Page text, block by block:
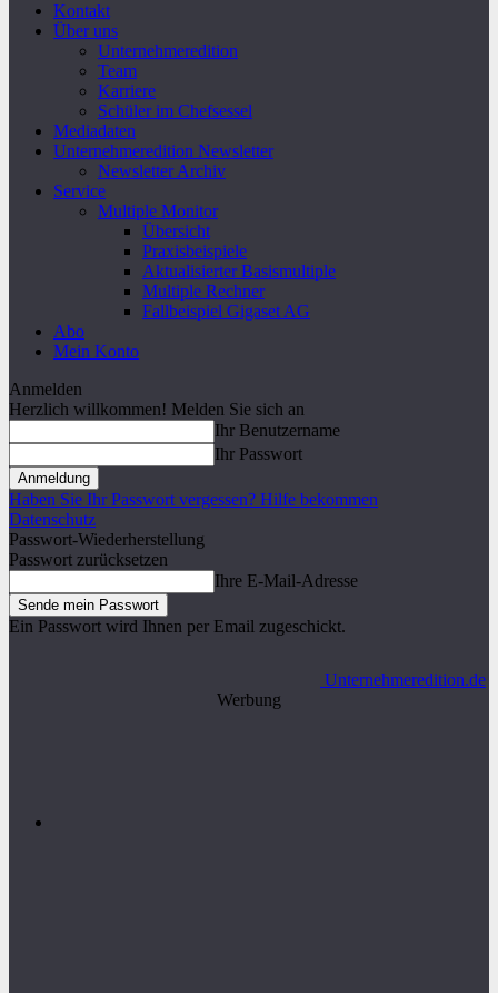
Kontakt
Über uns
Unternehmeredition
Team
Karriere
Schüler im Chefsessel
Mediadaten
Unternehmeredition Newsletter
Newsletter Archiv
Service
Multiple Monitor
Übersicht
Praxisbeispiele
Aktualisierter Basismultiple
Multiple Rechner
Fallbeispiel Gigaset AG
Abo
Mein Konto
Anmelden
Herzlich willkommen! Melden Sie sich an
Ihr Benutzername
Ihr Passwort
Haben Sie Ihr Passwort vergessen? Hilfe bekommen
Datenschutz
Passwort-Wiederherstellung
Passwort zurücksetzen
Ihre E-Mail-Adresse
Ein Passwort wird Ihnen per Email zugeschickt.
Unternehmeredition.de
Werbung